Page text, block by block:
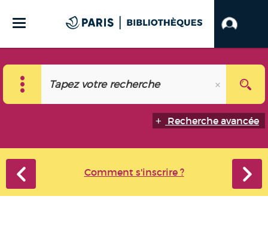
Recherche avancée
Comment s'inscrire ?